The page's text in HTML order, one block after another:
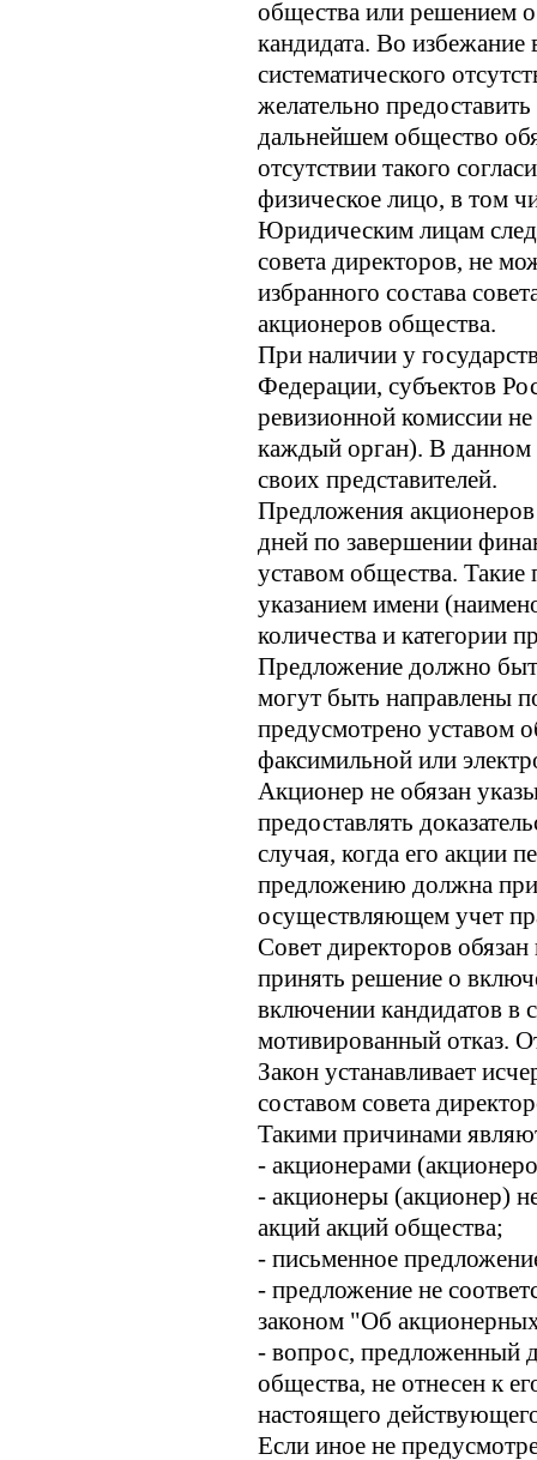
общества или решением
кандидата. Во
систематического
желательно
дальнейшем общество
отсутствии такого
физическое лицо, в том
Юридическим лицам
совета директоров, не
избранного состава
акционеров общества.
При наличии у
Федерации, субъектов
ревизионной комиссии
каждый орган). В данном
своих представителей.
Предложения
дней по завершении
уставом общества.
указанием имени
количества и категории
Предложение должно
могут быть направлены
предусмотрено уставом
факсимильной или
Акционер не обязан
предоставлять
случая, когда его акции
предложению должна
осуществляющем учет
Совет директоров
принять решение о
включении кандидатов в
мотивированный отказ.
Закон устанавливает
составом совета
Такими причинами
- акционерами
- акционеры (акционер)
акций акций общества;
- письменное
- предложение не
законом "Об
- вопрос, предложенный
общества, не отнесен к
настоящего
Если иное не